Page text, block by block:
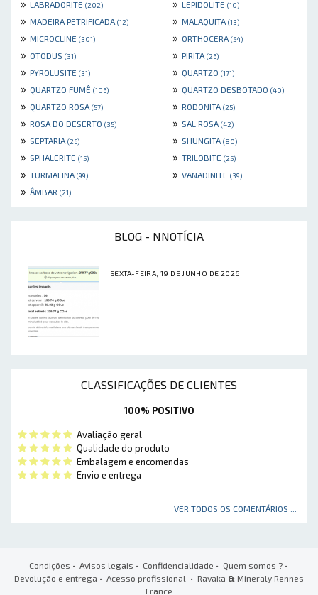
» LABRADORITE (202) » LEPIDOLITE (10)
» MADEIRA PETRIFICADA (12) » MALAQUITA (13)
» MICROCLINE (301) » ORTHOCERA (54)
» OTODUS (31) » PIRITA (26)
» PYROLUSITE (31) » QUARTZO (171)
» QUARTZO FUMÊ (106) » QUARTZO DESBOTADO (40)
» QUARTZO ROSA (57) » RODONITA (25)
» ROSA DO DESERTO (35) » SAL ROSA (42)
» SEPTARIA (26) » SHUNGITA (80)
» SPHALERITE (15) » TRILOBITE (25)
» TURMALINA (99) » VANADINITE (39)
» ÂMBAR (21)
BLOG - NNOTÍCIA
SEXTA-FEIRA, 19 DE JUNHO DE 2026
CLASSIFICAÇÕES DE CLIENTES
100% POSITIVO
Avaliação geral
Qualidade do produto
Embalagem e encomendas
Envio e entrega
VER TODOS OS COMENTÁRIOS ...
Condições • Avisos legais • Confidencialidade • Quem somos ?•
Devolução e entrega • Acesso profissional • Ravaka & Mineraly Rennes
France